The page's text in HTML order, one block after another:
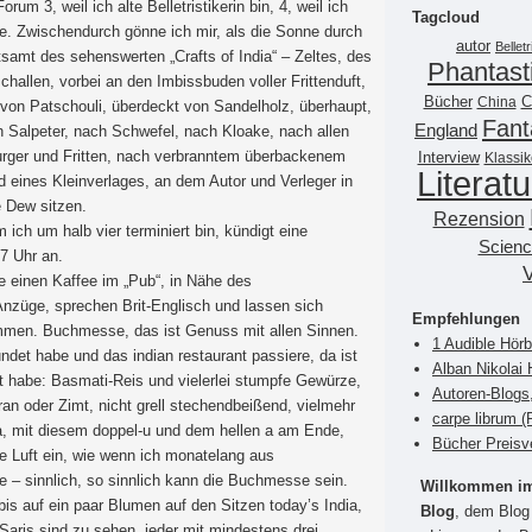
3, weil ich alte Belletristikerin bin, 4, weil ich
Zwischendurch gönne ich mir, als die Sonne durch
des sehenswerten „Crafts of India“ – Zeltes, des
vorbei an den Imbissbuden voller Frittenduft,
Patschouli, überdeckt von Sandelholz, überhaupt,
nach Schwefel, nach Kloake, nach allen
und Fritten, nach verbranntem überbackenem
Kleinverlages, an dem Autor und Verleger in
sitzen.
ich um halb vier terminiert bin, kündigt eine
Uhr an.
Kaffee im „Pub“, in Nähe des
sprechen Brit-Englisch und lassen sich
Buchmesse, das ist Genuss mit allen Sinnen.
habe und das indian restaurant passiere, da ist
Basmati-Reis und vielerlei stumpfe Gewürze,
oder Zimt, nicht grell stechendbeißend, vielmehr
diesem doppel-u und dem hellen a am Ende,
Luft ein, wie wenn ich monatelang aus
– sinnlich, so sinnlich kann die Buchmesse sein.
auf ein paar Blumen auf den Sitzen today’s India,
Tagcloud
autor
Bücher China
England
Interview
Rezension
Empfehlungen
1 Audible
Alban Nikolai
Autoren-
carpe librum
Bücher
Willkommen
Blog , dem